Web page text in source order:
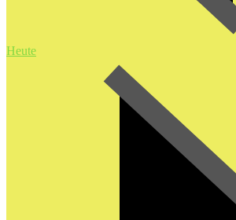
Heute